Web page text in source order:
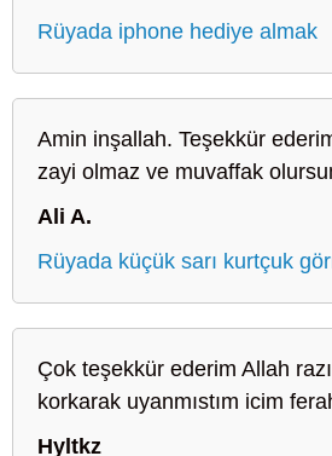
Rüyada iphone hediye almak
Amin inşallah. Teşekkür
zayi olmaz ve muvaffak
Ali A.
Rüyada küçük sarı kurtçuk
Çok teşekkür ederim Allah
korkarak uyanmıstım icim
Hyltkz